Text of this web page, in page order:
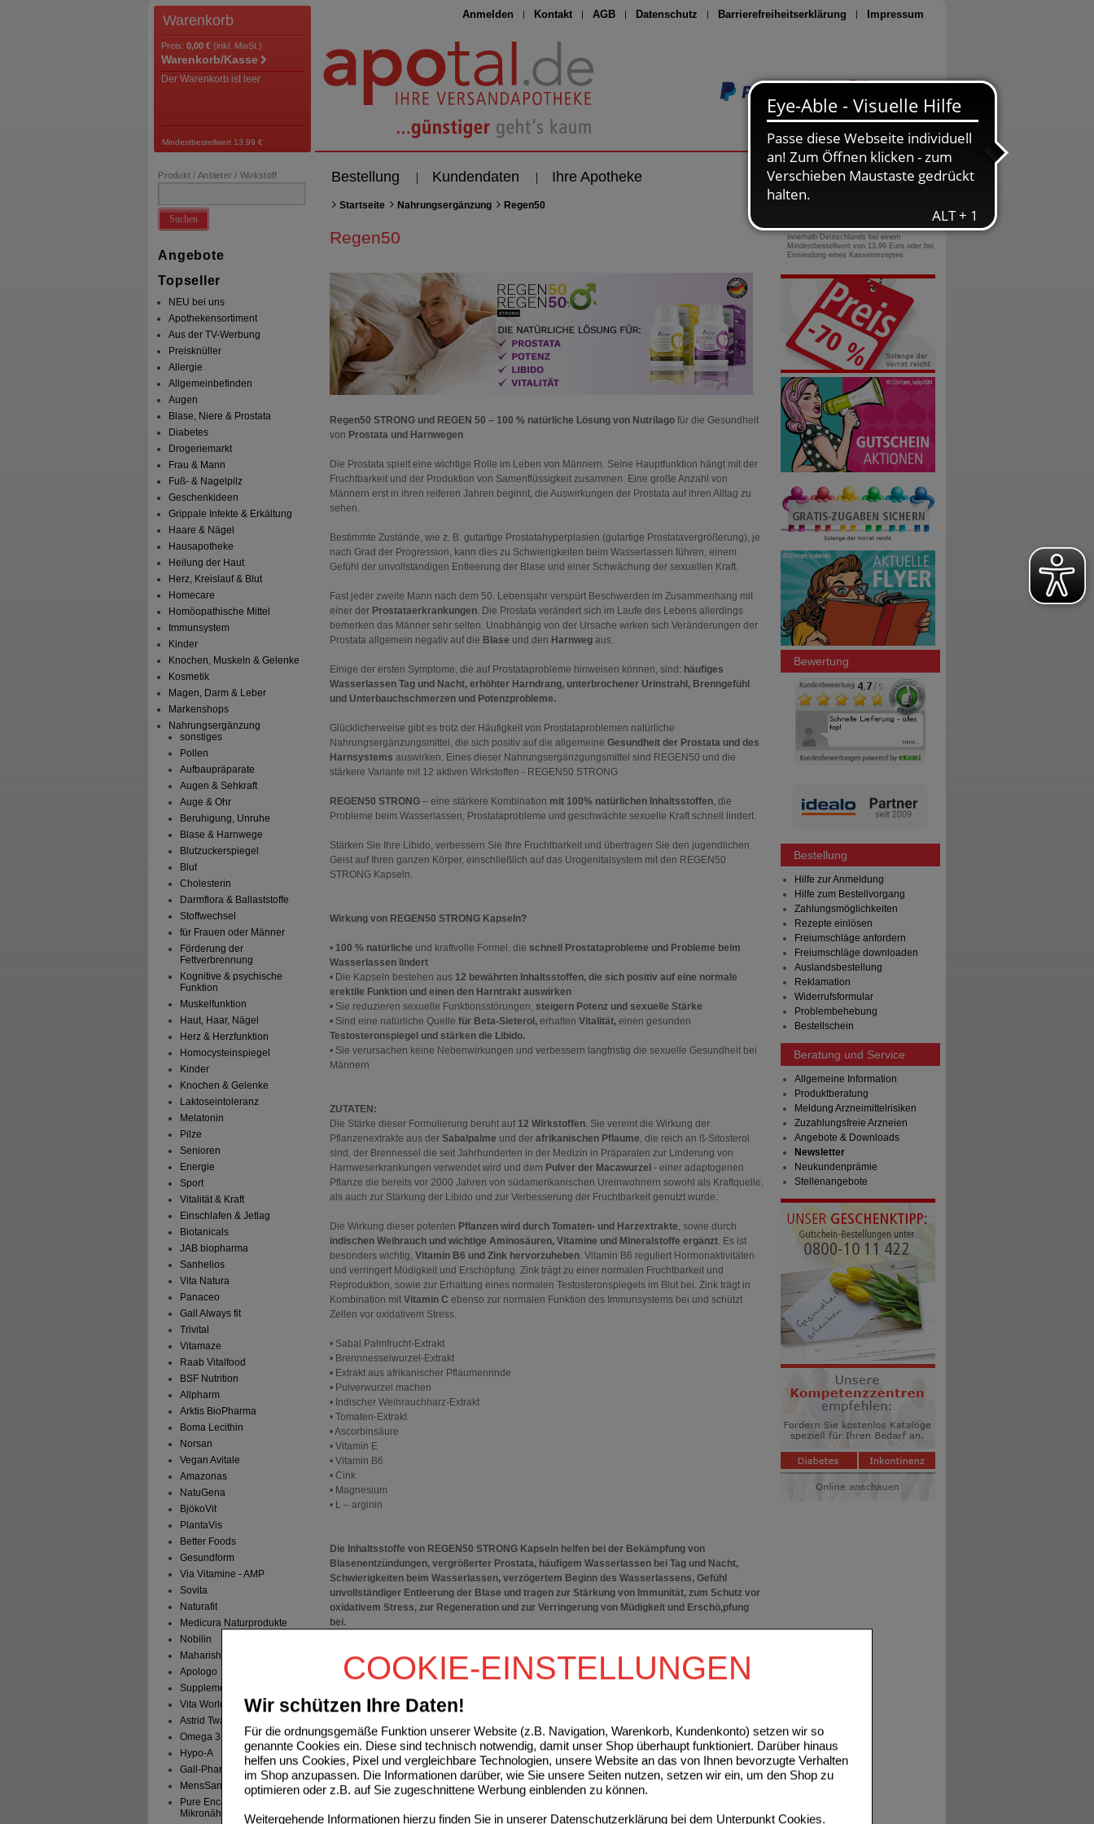
COOKIE-EINSTELLUNGEN
Wir schützen Ihre Daten!
Für die ordnungsgemäße Funktion unserer Website (z.B. Navigation, Warenkorb, Kundenkonto) setzen wir so
genannte Cookies ein. Diese sind technisch notwendig, damit unser Shop überhaupt funktioniert. Darüber hinaus
helfen uns Cookies, Pixel und vergleichbare Technologien, unsere Website an das von Ihnen bevorzugte Verhalten
im Shop anzupassen. Die Informationen darüber, wie Sie unsere Seiten nutzen, setzen wir ein, um den Shop zu
optimieren oder z.B. auf Sie zugeschnittene Werbung einblenden zu können.
Weitergehende Informationen hierzu finden Sie in unserer Datenschutzerklärung bei dem Unterpunkt Cookies.
Anmelden Kontakt AGB Datenschutz Barrierefreiheitserklärung Impressum
Seite drucken
Warenkorb
Preis: 0,00 € (inkl. MwSt.)
Warenkorb/Kasse
Der Warenkorb ist leer
Mindestbestellwert 13,99 €
Bestellung Kundendaten Ihre Apotheke
Produkt / Anbieter / Wirkstoff
Suchen
Angebote
Topseller
NEU bei uns
Apothekensortiment
Aus der TV-Werbung
Preisknüller
Allergie
Allgemeinbefinden
Augen
Blase, Niere & Prostata
Diabetes
Drogeriemarkt
Frau & Mann
Fuß- & Nagelpilz
Geschenkideen
Grippale Infekte & Erkältung
Haare & Nägel
Hausapotheke
Heilung der Haut
Herz, Kreislauf & Blut
Homecare
Homöopathische Mittel
Immunsystem
Kinder
Knochen, Muskeln & Gelenke
Kosmetik
Magen, Darm & Leber
Markenshops
Nahrungsergänzung
sonstiges
Pollen
Aufbaupräparate
Augen & Sehkraft
Auge & Ohr
Beruhigung, Unruhe
Blase & Harnwege
Blutzuckerspiegel
Blut
Cholesterin
Darmflora & Ballaststoffe
Stoffwechsel
für Frauen oder Männer
Förderung der
Fettverbrennung
Kognitive & psychische
Funktion
Muskelfunktion
Haut, Haar, Nägel
Herz & Herzfunktion
Homocysteinspiegel
Kinder
Knochen & Gelenke
Laktoseintoleranz
Melatonin
Pilze
Senioren
Energie
Sport
Vitalität & Kraft
Einschlafen & Jetlag
Biotanicals
JAB biopharma
Sanhelios
Vita Natura
Panaceo
Gall Always fit
Trivital
Vitamaze
Raab Vitalfood
BSF Nutrition
Allpharm
Arktis BioPharma
Boma Lecithin
Norsan
Vegan Avitale
Amazonas
NatuGena
BjökoVit
PlantaVis
Better Foods
Gesundform
Via Vitamine - AMP
Sovita
Naturafit
Medicura Naturprodukte
Nobilin
Maharishi Ayu. Pro.
Apologo
Supplementa
Vita World
Astrid Twardy
Omega 3
Hypo-A
Gall-Pharma
MensSana
Pure Encapsulations -
Mikronährstoffe
Startseite Nahrungsergänzung Regen50
Regen50
Regen50 STRONG und REGEN 50 – 100 % natürliche Lösung von Nutrilago für die Gesundheit
von Prostata und Harnwegen
Die Prostata spielt eine wichtige Rolle im Leben von Männern. Seine Hauptfunktion hängt mit der
Fruchtbarkeit und der Produktion von Samenflüssigkeit zusammen. Eine große Anzahl von
Männern erst in ihren reiferen Jahren beginnt, die Auswirkungen der Prostata auf ihren Alltag zu
sehen.
Bestimmte Zustände, wie z. B. gutartige Prostatahyperplasien (gutartige Prostatavergrößerung), je
nach Grad der Progression, kann dies zu Schwierigkeiten beim Wasserlassen führen, einem
Gefühl der unvollständigen Entleerung der Blase und einer Schwächung der sexuellen Kraft.
Fast jeder zweite Mann nach dem 50. Lebensjahr verspürt Beschwerden im Zusammenhang mit
einer der Prostataerkrankungen. Die Prostata verändert sich im Laufe des Lebens allerdings
bemerken das Männer sehr selten. Unabhängig von der Ursache wirken sich Veränderungen der
Prostata allgemein negativ auf die Blase und den Harnwegaus.
Einige der ersten Symptome, die auf Prostataprobleme hinweisen können, sind: häufiges
Wasserlassen Tag und Nacht, erhöhter Harndrang, unterbrochener Urinstrahl, Brenngefühl
und Unterbauchschmerzen und Potenzprobleme.
Glücklicherweise gibt es trotz der Häufigkeit von Prostataproblemen natürliche
Nahrungsergänzungsmittel, die sich positiv auf die allgemeine Gesundheit der Prostata und des
Harnsystems auswirken. Eines dieser Nahrungsergänzgungsmittel sind REGEN50 und die
stärkere Variante mit 12 aktiven Wirkstoffen - REGEN50 STRONG
REGEN50 STRONG– eine stärkere Kombination mit 100% natürlichen Inhaltsstoffen, die
Probleme beim Wasserlassen, Prostataprobleme und geschwächte sexuelle Kraft schnell lindert.
Stärken Sie Ihre Libido, verbessern Sie Ihre Fruchtbarkeit und übertragen Sie den jugendlichen
Geist auf Ihren ganzen Körper, einschließlich auf das Urogenitalsystem mit den REGEN50
STRONG Kapseln.
Wirkung von REGEN50 STRONG Kapseln?
• 100 % natürliche und kraftvolle Formel, die schnell Prostataprobleme und Probleme beim
Wasserlassen lindert
• Die Kapseln bestehen aus 12 bewährten Inhaltsstoffen, die sich positiv auf eine normale
erektile Funktion und einen den Harntrakt auswirken
• Sie reduzieren sexuelle Funktionsstörungen, steigern Potenz und sexuelle Stärke
• Sind eine natürliche Quelle für Beta-Sieterol,erhalten Vitalität,einen gesunden
Testosteronspiegel und stärken die Libido.
• Sie verursachen keine Nebenwirkungen und verbessern langfristig die sexuelle Gesundheit bei
Männern
ZUTATEN:
Die Stärke dieser Formulierung beruht auf 12 Wirkstoffen. Sie vereint die Wirkung der
Pflanzenextrakte aus der Sabalpalme und der afrikanischen Pflaume, die reich an ß-Sitosterol
sind, der Brennessel die seit Jahrhunderten in der Medizin in Präparaten zur Linderung von
Harnweserkrankungen verwendet wird und dem Pulver der Macawurzel - einer adaptogenen
Pflanze die bereits vor 2000 Jahren von südamerikanischen Ureinwohnern sowohl als Kraftquelle,
als auch zur Stärkung der Libido und zur Verbesserung der Fruchtbarkeit genutzt wurde.
Die Wirkung dieser potenten Pflanzen wird durch Tomaten- und Harzextrakte, sowie durch
indischen Weihrauch und wichtige Aminosäuren, Vitamine und Mineralstoffe ergänzt. Es ist
besonders wichtig, Vitamin B6 und Zink hervorzuheben. Vitamin B6 reguliert Hormonaktivitäten
und verringert Müdigkeit und Erschöpfung. Zink trägt zu einer normalen Fruchtbarkeit und
Reproduktion, sowie zur Erhaltung eines normalen Testosteronspiegels im Blut bei. Zink trägt in
Kombination mit Vitamin C ebenso zur normalen Funktion des Immunsystems bei und schützt
Zellen vor oxidativem Stress.
• Sabal Palmfrucht-Extrakt
• Brennnesselwurzel-Extrakt
• Extrakt aus afrikanischer Pflaumenrinde
• Pulverwurzel machen
• Indischer Weihrauchharz-Extrakt
• Tomaten-Extrakt
• Ascorbinsäure
• Vitamin E
• Vitamin B6
• Cink
• Magnesium
• L – arginin
Die Inhaltsstoffe von REGEN50 STRONG Kapseln helfen bei der Bekämpfung von
Blasenentzündungen, vergrößerter Prostata, häufigem Wasserlassen bei Tag und Nacht,
Schwierigkeiten beim Wasserlassen, verzögertem Beginn des Wasserlassens, Gefühl
unvollständiger Entleerung der Blase und tragen zur Stärkung von Immunität, zum Schutz vor
oxidativem Stress, zur Regeneration und zur Verringerung von Müdigkeit und Erschö,pfung
bei.
natürlicher Verbündeter bei der Verbesserung der Lebensqualität, der Gesundheitserhaltung und
um die Herausforderungen des Alltags leichter zu meistern.
ANWENDUNG:
Für optimale Ergebnisse nehmen Sie die REGEN50 STRONG Kapseln 3 Monate lang ein.
Bei richtiger Anwendung hat Regen50 Strong seine Wirksamkeit bewiesen und das Vertrauen
unserer Kunden gewonnen.
Tagesdosis: 2 Kapseln (1.740 mg). Das Produkt enthält 60 Kapseln für eine 30-tägige
Behandlung.
Geeignet für Vegetarier und Veganer.
0800-10 11 422
gebührenfreie Rufnummer
innerhalb Deutschlands bei einem
Mindestbestellwert von 13,99 Euro oder bei
Einsendung eines Kassenrezeptes
Bewertung
Bestellung
Hilfe zur Anmeldung
Hilfe zum Bestellvorgang
Zahlungsmöglichkeiten
Rezepte einlösen
Freiumschläge anfordern
Freiumschläge downloaden
Auslandsbestellung
Reklamation
Widerrufsformular
Problembehebung
Bestellschein
Beratung und Service
Allgemeine Information
Produktberatung
Meldung Arzneimittelrisiken
Zuzahlungsfreie Arzneien
Angebote & Downloads
Newsletter
Neukundenprämie
Stellenangebote